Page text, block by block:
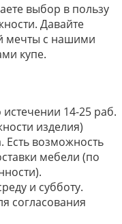
выбор в пользу
Давайте
мечты с нашими
купе.
истечении 14-25 раб.
изделия)
Есть возможность
мебели (по
и субботу.
согласования